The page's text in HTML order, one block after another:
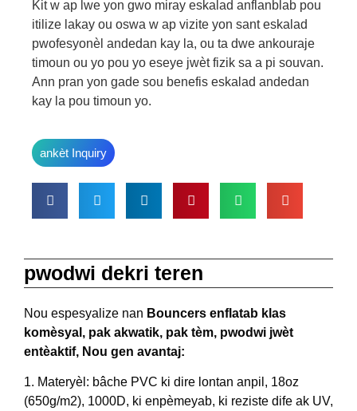
Kit w ap lwe yon gwo miray eskalad anflanblab pou
itilize lakay ou oswa w ap vizite yon sant eskalad
pwofesyonèl andedan kay la, ou ta dwe ankouraje
timoun ou yo pou yo eseye jwèt fizik sa a pi souvan.
Ann pran yon gade sou benefis eskalad andedan
kay la pou timoun yo.
ankèt Inquiry
pwodwi dekri teren
Nou espesyalize nan Bouncers enflatab klas
komèsyal, pak akwatik, pak tèm, pwodwi jwèt
entèaktif, Nou gen avantaj:
1. Materyèl: bâche PVC ki dire lontan anpil, 18oz
(650g/m2), 1000D, ki enpèmeyab, ki reziste dife ak UV,